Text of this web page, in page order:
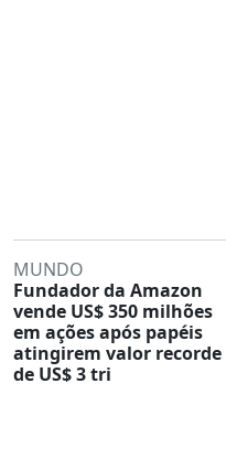
MUNDO
Fundador da Amazon
vende US$ 350 milhões
em ações após papéis
atingirem valor recorde
de US$ 3 tri